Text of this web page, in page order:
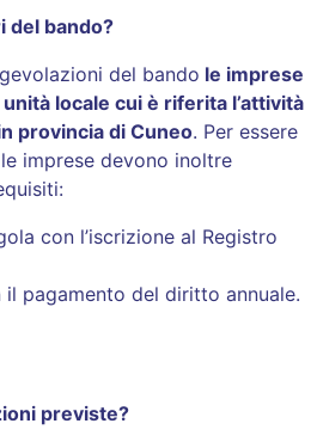
del bando?
del bando le imprese
locale cui è riferita l’attività
provincia di Cuneo. Per essere
imprese devono inoltre
con l’iscrizione al Registro
pagamento del diritto annuale.
previste?